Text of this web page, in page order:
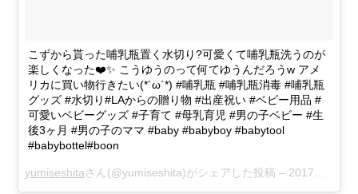
こずから貰った哺乳瓶置く水切り?可愛くて哺乳瓶洗うのが
楽しくなった❤️✨ こうゆうのって何てゆうんだろうw アメ
リカに買い物行きたい(*´ω`*) #哺乳瓶 #哺乳瓶消毒 #哺乳瓶
グッズ #水切り#LAからの贈り物 #出産祝い #ベビー用品 #
可愛いベビーグッズ #子育て #母乳育児 #男の子ベビー #生
後3ヶ月 #男の子のママ #baby #babyboy #babytool
#babybottel#boon
yumiseshitaさん(@yumiseshita)がシェアした投稿 – 2017年 2月月1日午後6時30分PST